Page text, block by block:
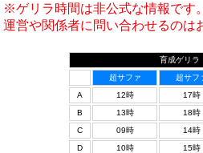
※ゲリラ時間は非公式な情報です
運営や関係者に問い合わせるのは
育成ゲリラ
超サファ
超サフ
A
12時 17時
B
13時 18時
C
09時 14時
D
10時 15時